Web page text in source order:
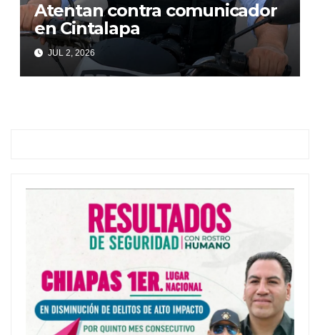
Atentan contra comunicador
en Cintalapa
JUL 2, 2026